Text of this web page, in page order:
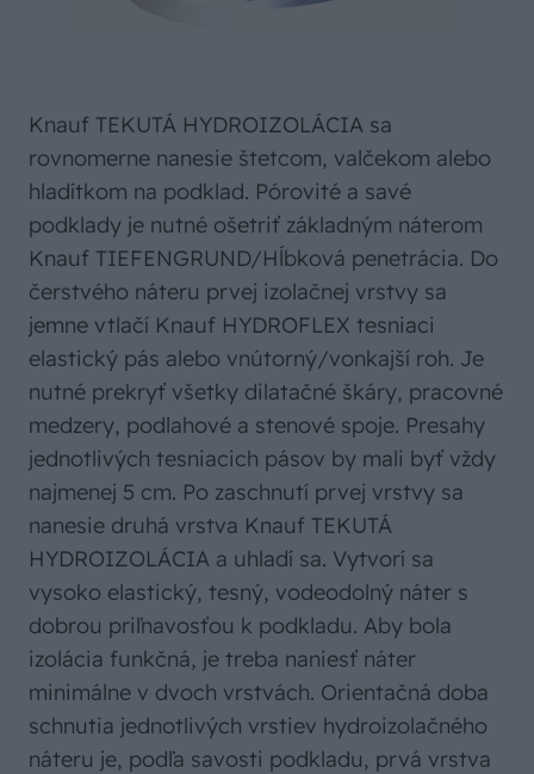
Knauf TEKUTÁ HYDROIZOLÁCIA sa
rovnomerne nanesie štetcom, valčekom alebo
hladítkom na podklad. Pórovité a savé
podklady je nutné ošetriť základným náterom
Knauf TIEFENGRUND/Hĺbková penetrácia. Do
čerstvého náteru prvej izolačnej vrstvy sa
jemne vtlačí Knauf HYDROFLEX tesniaci
elastický pás alebo vnútorný/vonkajší roh. Je
nutné prekryť všetky dilatačné škáry, pracovné
medzery, podlahové a stenové spoje. Presahy
jednotlivých tesniacich pásov by mali byť vždy
najmenej 5 cm. Po zaschnutí prvej vrstvy sa
nanesie druhá vrstva Knauf TEKUTÁ
HYDROIZOLÁCIA a uhladí sa. Vytvorí sa
vysoko elastický, tesný, vodeodolný náter s
dobrou priľnavosťou k podkladu. Aby bola
izolácia funkčná, je treba naniesť náter
minimálne v dvoch vrstvách. Orientačná doba
schnutia jednotlivých vrstiev hydroizolačného
náteru je, podľa savosti podkladu, prvá vrstva